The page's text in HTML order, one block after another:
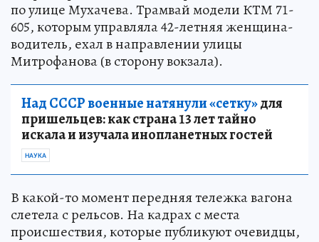
по улице Мухачева. Трамвай модели КТМ 71-
605, которым управляла 42-летняя женщина-
водитель, ехал в направлении улицы
Митрофанова (в сторону вокзала).
Над СССР военные натянули «сетку»для
пришельцев: как страна 13 лет тайно
искала и изучала инопланетных гостей
НАУКА
В какой-то момент передняя тележка вагона
слетела с рельсов. На кадрах с места
происшествия, которые публикуют очевидцы,